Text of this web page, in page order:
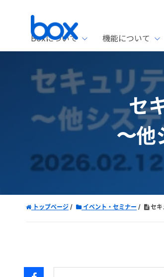
Boxについて 機能について
セ
〜他
トップページ イベント・セミナー セキ